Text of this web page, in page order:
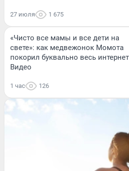
27 июля 1 675
«Чисто все мамы и все дети на
свете»: как медвежонок Момота
покорил буквально весь
Видео
1 час 126